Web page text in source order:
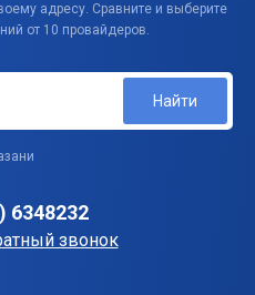
адресу. Сравните и выберите
от 10 провайдеров.
Найти
6348232
звонок